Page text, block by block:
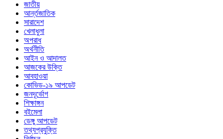
জাতীয়
আর্ন্তজাতিক
সারাদেশ
খেলাধুলা
অপরাধ
অর্থনীতি
আইন ও আদালত
আজকের উক্তি
আবহাওয়া
কোভিড-১৯ আপডেট
জনদূর্ভোগ
শিক্ষাঙ্গন
বইমেলা
ডেঙ্গু আপডেট
তথ্যপ্রযুক্তি